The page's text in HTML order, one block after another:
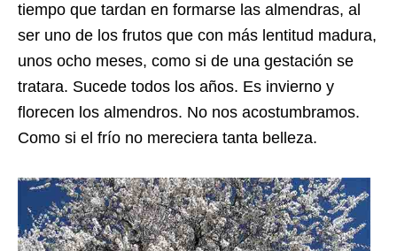
tiempo que tardan en formarse las almendras, al
ser uno de los frutos que con más lentitud madura,
unos ocho meses, como si de una gestación se
tratara. Sucede todos los años. Es invierno y
florecen los almendros. No nos acostumbramos.
Como si el frío no mereciera tanta belleza.